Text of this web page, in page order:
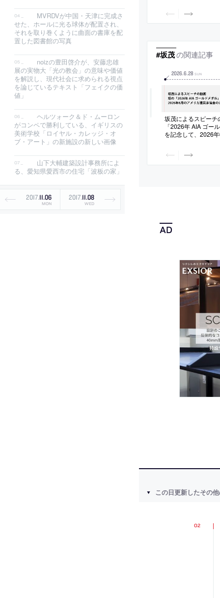
MVRDVが中国・天津に完成さ
せた、ホールに光る球体が配置され、
それを取り巻くように曲面の書庫を配
置した図書館の写真
noizの豊田啓介が、安藤忠雄
展の実物大「光の教会」の意味や価値
を解説し、現代社会に求められる視点
を論じているテキスト「フェイクの価
値」
ヘルツォーク＆ド・ムーロン
がコンペで勝利している、イギリスの
美術学校「ロイヤル・カレッジ・オ
ブ・アート」の新施設の新しい画像
山下大輔建築設計事務所によ
る、愛知県愛西市の住宅「波板の家」
2017.11.06
MON
2017.11.08
WED
えて全体の構成を整
向。内部では元の鉄
#坂茂の関連記事
2026.6.28 SUN
坂茂によるスピーチ
「2026年 AIA ゴー
を記念して、2026
この日更新したその